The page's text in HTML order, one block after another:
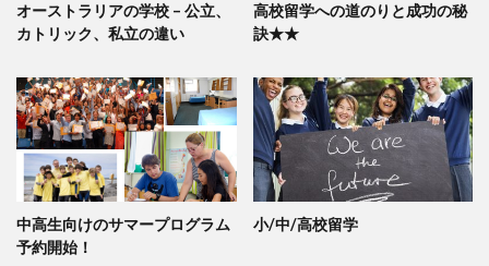
オーストラリアの学校 – 公立、
カトリック、私立の違い
高校留学への道のりと成功の秘
訣★★
中高生向けのサマープログラム
予約開始！
小/中/高校留学